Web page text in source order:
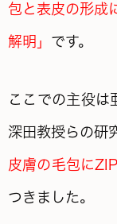
包と表皮の形成
解明」 です。
ここでの主役は
深田教授らの研
皮膚の毛包に
つきました。